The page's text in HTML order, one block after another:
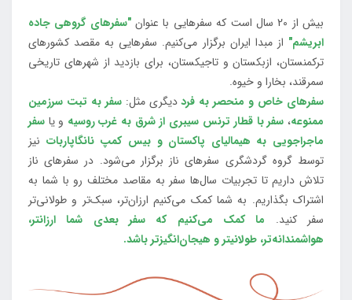
بیش از 20 سال است که سفرهایی با عنوان
"سفرهای گروهی جاده
ابریشم" از مبدا ایران برگزار می‌کنیم. سفرهایی به مقصد کشورهای
ترکمنستان، ازبکستان و تاجیکستان، برای بازدید از شهرهای تاریخی
سمرقند، بخارا و خیوه.
سفرهای خاص و منحصر به فرددیگری مثل:سفر به تبت سرزمین
ممنوعه، سفر با قطار ترنس سیبری از شرق به غرب روسیه و یا سفر
ماجراجویی به هیمالیای پاکستان و بیس کمپ نانگاپاربات نیز
توسط گروه گردشگری سفرهای ناز برگزار می‌شود. در سفرهای ناز
تلاش داریم تا تجربیات سال‌ها سفر به مقاصد مختلف رو با شما به
اشتراک بگذاریم. به شما کمک می‌کنیم ارزان‌تر، سبک‌تر و طولانی‌تر
سفر کنید. ما کمک می‌کنیم که سفر بعدی شما ارزانتر،
هواشمندانه‌تر، طولانی‎تر و هیجان‌انگیزتر باشد.